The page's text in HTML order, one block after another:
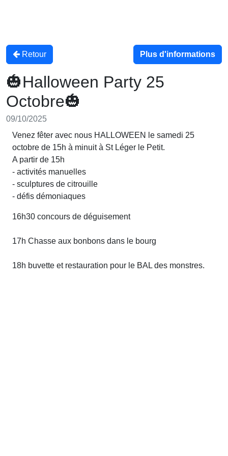
Retour Plus d'informations
🎃Halloween Party 25
Octobre🎃
09/10/2025
Venez fêter avec nous HALLOWEEN le samedi 25
octobre de 15h à minuit à St Léger le Petit.
A partir de 15h
- activités manuelles
- sculptures de citrouille
- défis démoniaques
16h30 concours de déguisement
17h Chasse aux bonbons dans le bourg
18h buvette et restauration pour le BAL des monstres.